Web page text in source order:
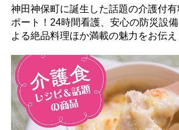
神田神保町に誕生した話題の介護付
ポート！24時間看護、安心の防災設
よる絶品料理ほか満載の魅力をお伝え